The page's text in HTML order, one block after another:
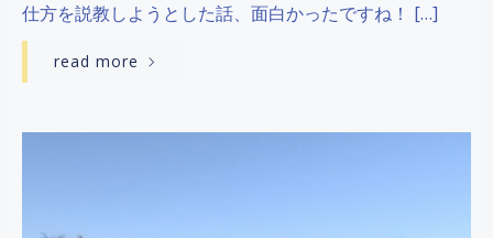
仕方を説教しようとした話、面白かったですね！ […]
read more